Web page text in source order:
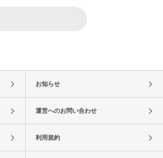
お知らせ
運営へのお問い合わせ
利用規約